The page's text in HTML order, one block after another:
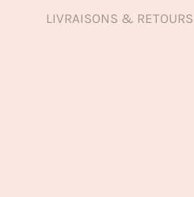
LIVRAISONS & RETOURS